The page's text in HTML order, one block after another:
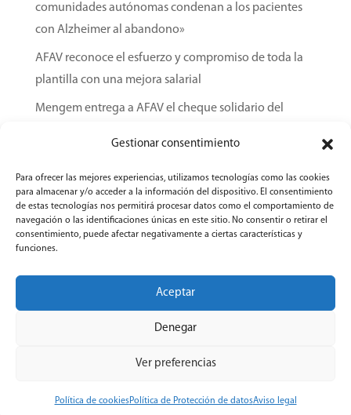
Gestionar consentimiento
Para ofrecer las mejores experiencias, utilizamos tecnologías como las cookies
para almacenar y/o acceder a la información del dispositivo. El consentimiento
de estas tecnologías nos permitirá procesar datos como el comportamiento de
navegación o las identificaciones únicas en este sitio. No consentir o retirar el
consentimiento, puede afectar negativamente a ciertas características y
funciones.
Aceptar
Denegar
Ver preferencias
Política de cookiesPolítica de Protección de datosAviso legal
comunidades autónomas condenan a los pacientes
con Alzheimer al abandono»
AFAV reconoce el esfuerzo y compromiso de toda la
plantilla con una mejora salarial
Mengem entrega a AFAV el cheque solidario del
Comunitat Valenciana 2026
Diseñado con ❤️ porMaría Dolz